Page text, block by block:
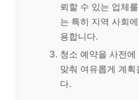
뢰할 수 있는 업체
는 특히 지역 사회
용합니다.
청소 예약을 사전
맞춰 여유롭게 계
다.